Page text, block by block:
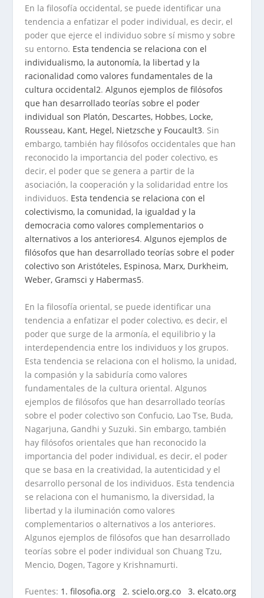
En la filosofía occidental, se puede identificar una
tendencia a enfatizar el poder individual, es decir, el
poder que ejerce el individuo sobre sí mismo y sobre
su entorno. Esta tendencia se relaciona con el
individualismo, la autonomía, la libertad y la
racionalidad como valores fundamentales de la
cultura occidental2.Algunos ejemplos de filósofos
que han desarrollado teorías sobre el poder
individual son Platón, Descartes, Hobbes, Locke,
Rousseau, Kant, Hegel, Nietzsche y Foucault3. Sin
embargo, también hay filósofos occidentales que han
reconocido la importancia del poder colectivo, es
decir, el poder que se genera a partir de la
asociación, la cooperación y la solidaridad entre los
individuos. Esta tendencia se relaciona con el
colectivismo, la comunidad, la igualdad y la
democracia como valores complementarios o
alternativos a los anteriores4.Algunos ejemplos de
filósofos que han desarrollado teorías sobre el poder
colectivo son Aristóteles, Espinosa, Marx, Durkheim,
Weber, Gramsci y Habermas5.
En la filosofía oriental, se puede identificar una
tendencia a enfatizar el poder colectivo, es decir, el
poder que surge de la armonía, el equilibrio y la
interdependencia entre los individuos y los grupos.
Esta tendencia se relaciona con el holismo, la unidad,
la compasión y la sabiduría como valores
fundamentales de la cultura oriental. Algunos
ejemplos de filósofos que han desarrollado teorías
sobre el poder colectivo son Confucio, Lao Tse, Buda,
Nagarjuna, Gandhi y Suzuki. Sin embargo, también
hay filósofos orientales que han reconocido la
importancia del poder individual, es decir, el poder
que se basa en la creatividad, la autenticidad y el
desarrollo personal de los individuos. Esta tendencia
se relaciona con el humanismo, la diversidad, la
libertad y la iluminación como valores
complementarios o alternativos a los anteriores.
Algunos ejemplos de filósofos que han desarrollado
teorías sobre el poder individual son Chuang Tzu,
Mencio, Dogen, Tagore y Krishnamurti.
Fuentes: 1. filosofia.org2. scielo.org.co3. elcato.org